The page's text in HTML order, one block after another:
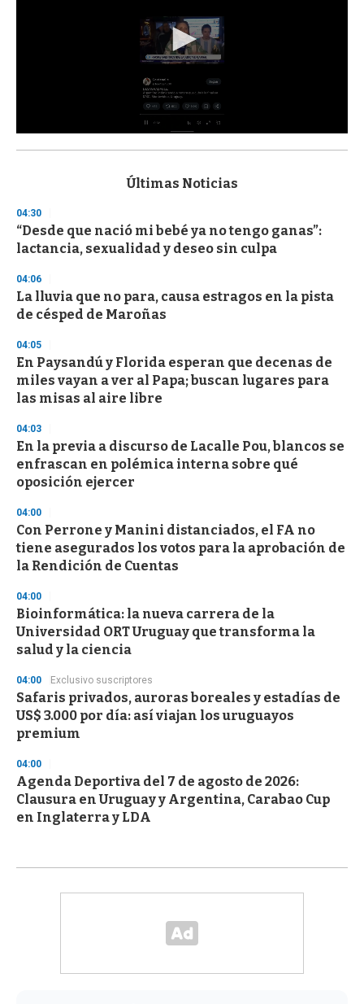
s
d
s
o
f
3
s
e
c
n
d
Últimas Noticias
04:30
“Desde que nació mi bebé ya no tengo ganas”:
lactancia, sexualidad y deseo sin culpa
04:06
La lluvia que no para, causa estragos en la pista
de césped de Maroñas
04:05
En Paysandú y Florida esperan que decenas de
miles vayan a ver al Papa; buscan lugares para
las misas al aire libre
04:03
En la previa a discurso de Lacalle Pou, blancos se
enfrascan en polémica interna sobre qué
oposición ejercer
04:00
Con Perrone y Manini distanciados, el FA no
tiene asegurados los votos para la aprobación de
la Rendición de Cuentas
04:00
Bioinformática: la nueva carrera de la
Universidad ORT Uruguay que transforma la
salud y la ciencia
04:00 Exclusivo suscriptores
Safaris privados, auroras boreales y estadías de
US$ 3.000 por día: así viajan los uruguayos
premium
04:00
Agenda Deportiva del 7 de agosto de 2026:
Clausura en Uruguay y Argentina, Carabao Cup
en Inglaterra y LDA